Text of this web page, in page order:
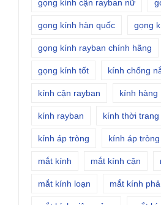
gọng kính cận rayban nữ
gọng kính hàn quốc gọng
gọng kính rayban chính hãng
gọng kính tốt kính chống
kính cận rayban kính hàng
kính rayban kính thời trang
kính áp tròng kính áp
mắt kính mắt kính cận
mắt kính loạn mắt kính